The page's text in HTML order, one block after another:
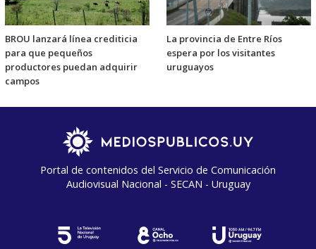
BROU lanzará línea crediticia
para que pequeños
productores puedan adquirir
campos
La provincia de Entre Ríos
espera por los visitantes
uruguayos
Portal de contenidos del Servicio de Comunicación
Audiovisual Nacional - SECAN - Uruguay